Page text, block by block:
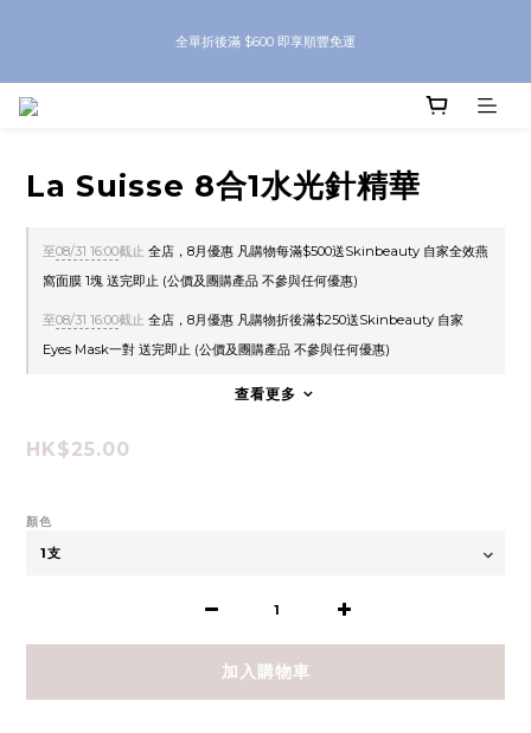
全單折後滿 $600 即享順豐免運
8月優惠 凡購物折後滿$250送Skinbeauty 自家Eyes Mask一對 每滿$500送
La Suisse 8合1水光針精華
至08/31 16:00截止 全店，8月優惠 凡購物每滿$500送Skinbeauty 自家全效燕
窩面膜 1塊 送完即止 (公價及團購產品 不參與任何優惠)
至08/31 16:00截止 全店，8月優惠 凡購物折後滿$250送Skinbeauty 自家
Eyes Mask一對 送完即止 (公價及團購產品 不參與任何優惠)
查看更多
HK$25.00
顏色
加入購物車